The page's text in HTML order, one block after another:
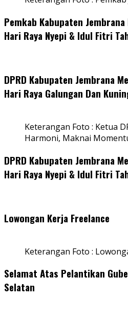
Pemkab Kabupaten
Hari Raya Nyepi & Idul Fitri
DPRD Kabupaten Jembrana
Hari Raya Galungan Dan
Keterangan Foto : Ketua
Harmoni, Maknai
DPRD Kabupaten Jembrana
Hari Raya Nyepi & Idul Fitri
Lowongan Kerja Freelance
Keterangan Foto :
Selamat Atas Pelantikan
Selatan